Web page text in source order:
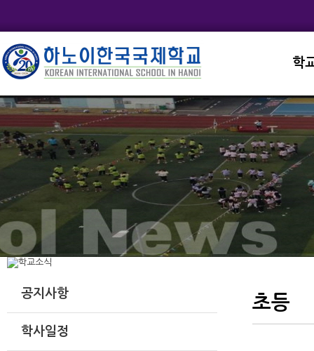
학
학
학
학
공지사항
학사일정
초등